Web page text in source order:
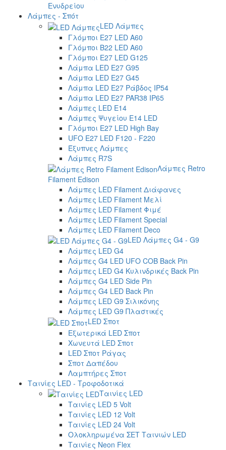
Ενυδρείου
Λάμπες - Σπότ
LED Λάμπες
Γλόμποι E27 LED A60
Γλόμποι B22 LED A60
Γλόμποι E27 LED G125
Λάμπα LED E27 G95
Λάμπα LED E27 G45
Λάμπα LED E27 Ράβδος IP54
Λάμπα LED E27 PAR38 IP65
Λάμπες LED E14
Λάμπες Ψυγείου E14 LED
Γλόμποι E27 LED High Bay
UFO E27 LED F120 - F220
Έξυπνες Λάμπες
Λάμπες R7S
Λάμπες Retro
Filament Edison
Λάμπες LED Filament Διάφανες
Λάμπες LED Filament Μελί
Λάμπες LED Filament Φιμέ
Λάμπες LED Filament Special
Λάμπες LED Filament Deco
LED Λάμπες G4 - G9
Λάμπες LED G4
Λάμπες G4 LED UFO COB Back Pin
Λάμπες LED G4 Κυλινδρικές Back Pin
Λάμπες G4 LED Side Pin
Λάμπες G4 LED Back Pin
Λάμπες LED G9 Σιλικόνης
Λάμπες LED G9 Πλαστικές
LED Σποτ
Εξωτερικά LED Σποτ
Χωνευτά LED Σποτ
LED Σποτ Ράγας
Σποτ Δαπέδου
Λαμπτήρες Σποτ
Ταινίες LED - Τροφοδοτικά
Ταινίες LED
Ταινίες LED 5 Volt
Ταινίες LED 12 Volt
Ταινίες LED 24 Volt
Ολοκληρωμένα ΣΕΤ Ταινιών LED
Ταινίες Neon Flex